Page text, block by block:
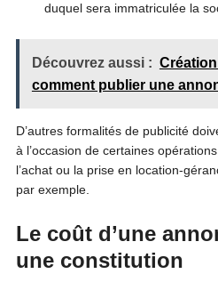
duquel sera immatriculée la
Découvrez aussi :
comment publier une
D’autres formalités de publicité
à l’occasion de certaines
l’achat ou la prise en location-
par exemple.
Le coût d’une
une constitution